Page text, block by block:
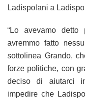
Ladispolani a
“Lo avevamo detto
avremmo fatto
sottolinea Grando,
forze politiche, con
deciso di aiutarci
impedire che